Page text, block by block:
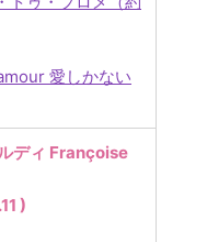
愛しかない
ディ Françoise
)